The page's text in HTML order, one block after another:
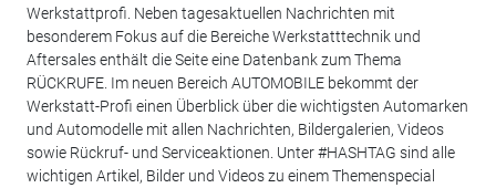
Werkstattprofi. Neben tagesaktuellen Nachrichten mit
besonderem Fokus auf die Bereiche Werkstatttechnik und
Aftersales enthält die Seite eine Datenbank zum Thema
RÜCKRUFE. Im neuen Bereich AUTOMOBILE bekommt der
Werkstatt-Profi einen Überblick über die wichtigsten Automarken
und Automodelle mit allen Nachrichten, Bildergalerien, Videos
sowie Rückruf- und Serviceaktionen. Unter #HASHTAG sind alle
wichtigen Artikel, Bilder und Videos zu einem Themenspecial